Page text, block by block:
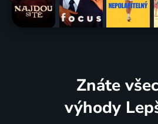
Znáte
výhody